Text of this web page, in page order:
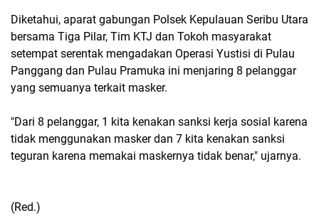
Diketahui, aparat gabungan Polsek Kepulauan Seribu Utara
bersama Tiga Pilar, Tim KTJ dan Tokoh masyarakat
setempat serentak mengadakan Operasi Yustisi di Pulau
Panggang dan Pulau Pramuka ini menjaring 8 pelanggar
yang semuanya terkait masker.
"Dari 8 pelanggar, 1 kita kenakan sanksi kerja sosial karena
tidak menggunakan masker dan 7 kita kenakan sanksi
teguran karena memakai maskernya tidak benar," ujarnya.
(Red.)